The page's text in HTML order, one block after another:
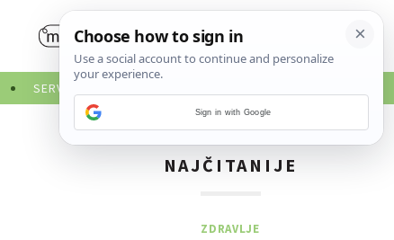
SERVISNE INFORMACIJE
NAJČITANIJE
ZDRAVLJE
Sign in with Google